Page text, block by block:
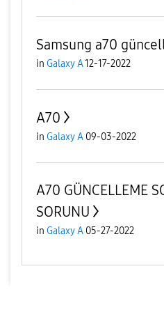
Samsung a70
in Galaxy A12-17-2022
A70
in Galaxy A 09-03-2022
A70 GÜNCELLEME
SORUNU
in Galaxy A 05-27-2022